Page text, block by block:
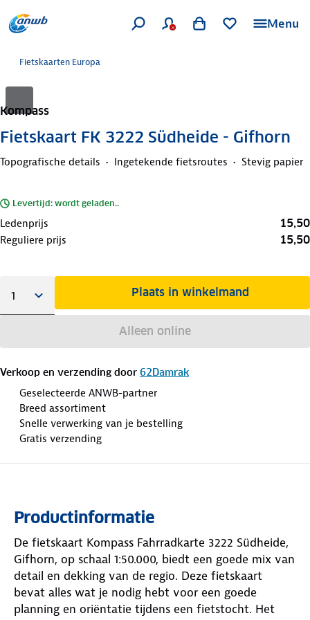
Menu
Fietskaarten Europa
Kompass
Fietskaart FK 3222 Südheide - Gifhorn
Topografische details Ingetekende fietsroutes Stevig papier
Levertijd: wordt geladen..
Ledenprijs 15,50
Reguliere prijs 15,50
Plaats in winkelmand
Alleen online
Verkoop en verzending door 62Damrak
Geselecteerde ANWB-partner
Breed assortiment
Snelle verwerking van je bestelling
Gratis verzending
Productinformatie
De fietskaart Kompass Fahrradkarte 3222 Südheide,
Gifhorn, op schaal 1:50.000, biedt een goede mix van
detail en dekking van de regio. Deze fietskaart
bevat alles wat je nodig hebt voor een goede
planning en oriëntatie tijdens een fietstocht. Het